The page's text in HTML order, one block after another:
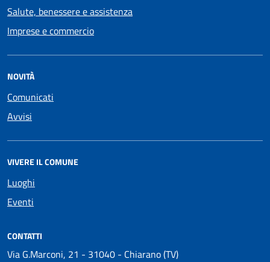
Salute, benessere e assistenza
Imprese e commercio
NOVITÀ
Comunicati
Avvisi
VIVERE IL COMUNE
Luoghi
Eventi
CONTATTI
Via G.Marconi, 21 - 31040 - Chiarano (TV)